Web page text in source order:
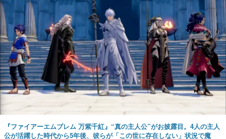
『ファイアーエムブレム 万紫千紅』“真の主人公”がお披露目。4人の主人
公が活躍した時代から5年後、彼らが「この世に存在しない」状況で魔